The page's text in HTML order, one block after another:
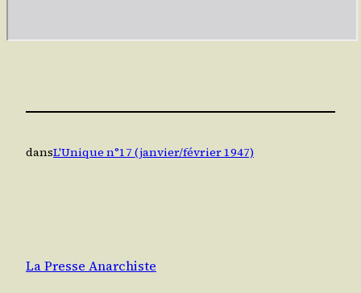
dansL'Unique n°17 (janvier/février 1947)
La Presse Anarchiste